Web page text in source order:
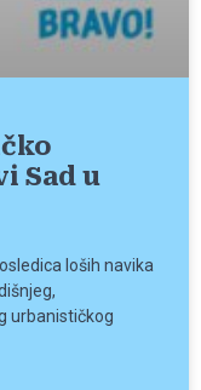
Sad u
loših navika
urbanističkog